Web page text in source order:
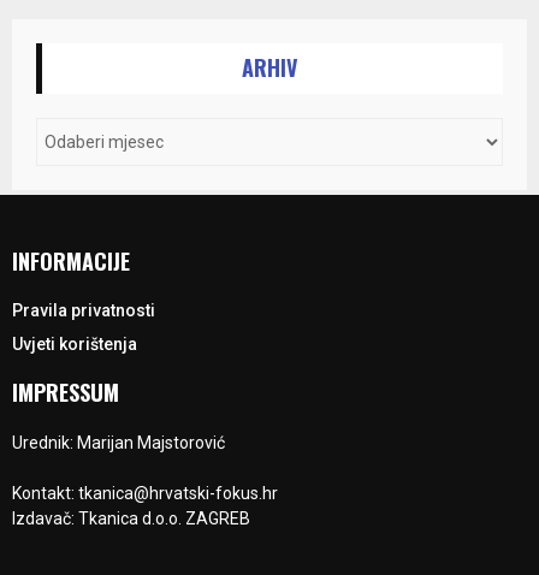
ARHIV
INFORMACIJE
Pravila privatnosti
Uvjeti korištenja
IMPRESSUM
Urednik: Marijan Majstorović
Kontakt: tkanica@hrvatski-fokus.hr
Izdavač: Tkanica d.o.o. ZAGREB